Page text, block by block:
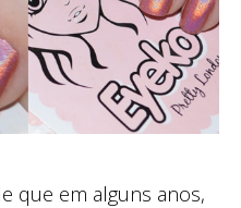
que em alguns anos,